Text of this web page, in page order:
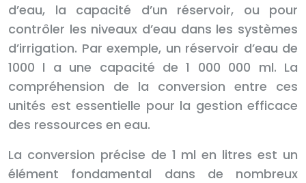
d’eau, la capacité d’un réservoir, ou pour
contrôler les niveaux d’eau dans les systèmes
d’irrigation. Par exemple, un réservoir d’eau de
1000 l a une capacité de 1 000 000 ml. La
compréhension de la conversion entre ces
unités est essentielle pour la gestion efficace
des ressources en eau.
La conversion précise de 1 ml en litres est un
élément fondamental dans de nombreux